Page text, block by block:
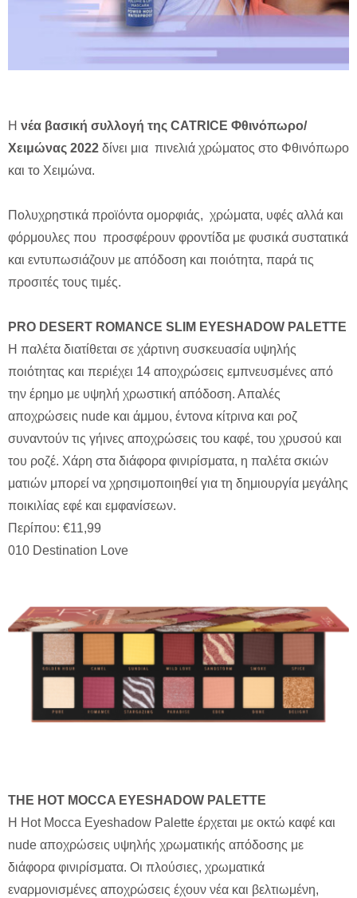
Η νέα βασική συλλογή της CATRICE Φθινόπωρο/
Χειμώνας 2022 δίνει μια πινελιά χρώματος στο Φθινόπωρο
και το Χειμώνα.
Πολυχρηστικά προϊόντα ομορφιάς, χρώματα, υφές αλλά και
φόρμουλες που προσφέρουν φροντίδα με φυσικά συστατικά
και εντυπωσιάζουν με απόδοση και ποιότητα, παρά τις
προσιτές τους τιμές.
PRO DESERT ROMANCE SLIM EYESHADOW PALETTE
Η παλέτα διατίθεται σε χάρτινη συσκευασία υψηλής
ποιότητας και περιέχει 14 αποχρώσεις εμπνευσμένες από
την έρημο με υψηλή χρωστική απόδοση. Απαλές
αποχρώσεις nude και άμμου, έντονα κίτρινα και ροζ
συναντούν τις γήινες αποχρώσεις του καφέ, του χρυσού και
του ροζέ. Χάρη στα διάφορα φινιρίσματα, η παλέτα σκιών
ματιών μπορεί να χρησιμοποιηθεί για τη δημιουργία μεγάλης
ποικιλίας εφέ και εμφανίσεων.
Περίπου: €11,99
010 Destination Love
THE HOT MOCCA EYESHADOW PALETTE
Η Hot Mocca Eyeshadow Palette έρχεται με οκτώ καφέ και
nude αποχρώσεις υψηλής χρωματικής απόδοσης με
διάφορα φινιρίσματα. Οι πλούσιες, χρωματικά
εναρμονισμένες αποχρώσεις έχουν νέα και βελτιωμένη,